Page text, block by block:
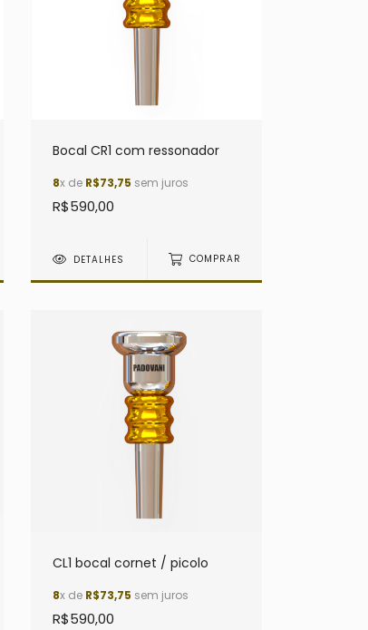
Bocal CR1 com ressonador
8x de R$73,75 sem juros
R$590,00
DETALHES COMPRAR
CL1 bocal cornet / picolo
8x de R$73,75 sem juros
R$590,00